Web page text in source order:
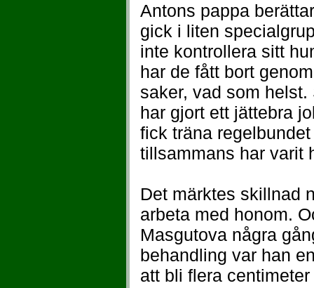
Antons pappa
gick i liten
inte kontrollera sitt
har de fått bort
saker, vad som
har gjort ett jättebra
fick träna
tillsammans har varit
Det märktes skillnad
arbeta med honom.
Masgutova några
behandling var han
att bli flera